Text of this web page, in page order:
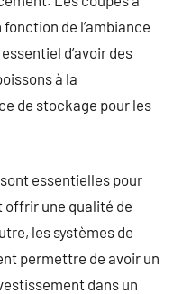
de l’ambiance
d’avoir des
à la
de stockage pour les
essentielles pour
offrir une qualité de
les systèmes de
permettre de avoir un
dans un